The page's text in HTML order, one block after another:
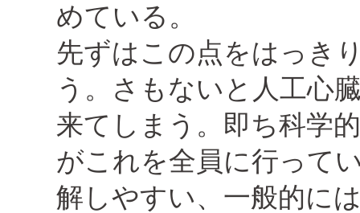
めている。
先ずはこの点をはっき
う。さもないと人工心
来てしまう。即ち科学
がこれを全員に行って
解しやすい、一般的に